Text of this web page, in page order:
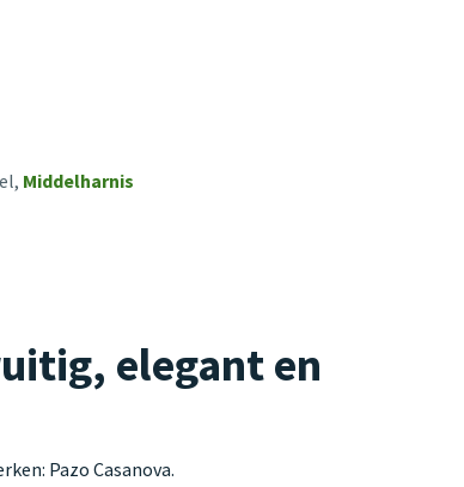
Middelharnis
elegant en
Pazo Casanova.